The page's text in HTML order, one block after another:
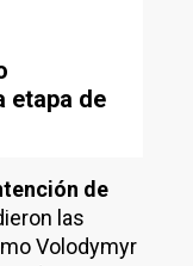
etapa de
de
las
Volodymyr